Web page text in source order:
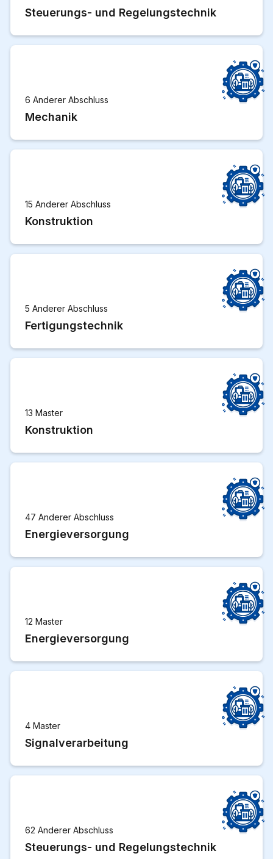
Steuerungs- und Regelungstechnik
6 Anderer Abschluss
Mechanik
15 Anderer Abschluss
Konstruktion
5 Anderer Abschluss
Fertigungstechnik
13 Master
Konstruktion
47 Anderer Abschluss
Energieversorgung
12 Master
Energieversorgung
4 Master
Signalverarbeitung
62 Anderer Abschluss
Steuerungs- und Regelungstechnik